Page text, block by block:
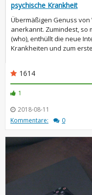
psychische Krankheit
Übermäßigen Genuss
anerkannt. Zumindest, so
(who), enthüllt die neue
Krankheiten und zum
1614
1
2018-08-11
Kommentare:
0